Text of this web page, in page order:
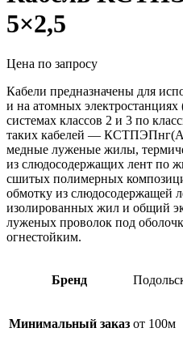
5×2,5
Цена по запросу
Кабели предназначены для
и на атомных
системах классов 2 и 3 по
таких кабелей —
медные луженые жилы,
из слюдосодержащих лент по
сшитых полимерных
обмотку из слюдосодержащей
изолированных жил и общий
луженых проволок под
огнестойким.
Бренд
Минимальный заказ от 100м